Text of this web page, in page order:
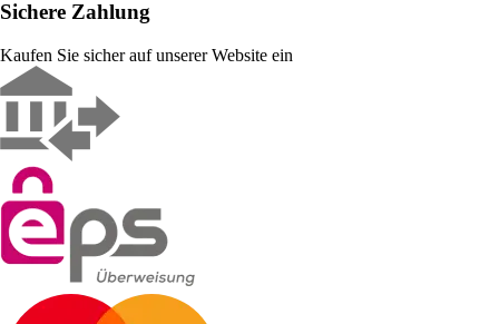
Sichere Zahlung
Kaufen Sie sicher auf unserer Website ein